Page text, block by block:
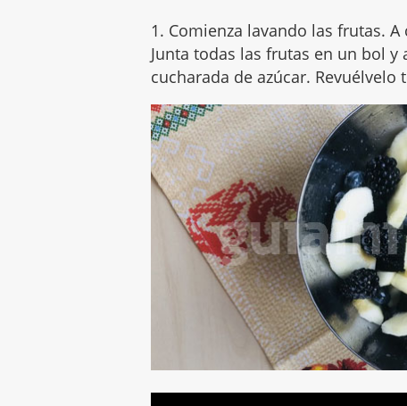
1. Comienza lavando las frutas.
Junta todas las frutas en un bol
cucharada de azúcar. Revuélvelo